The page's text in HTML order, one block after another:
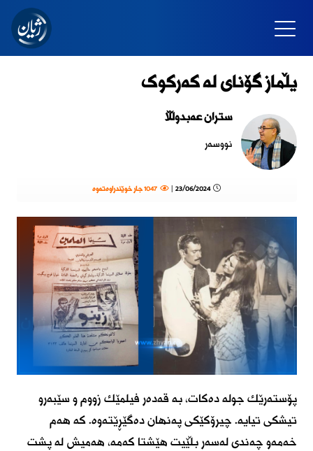
یڵماز گۆنای لە کەرکوک
ستران عەبدوڵڵا
نووسەر
23/06/2024 | 1047 جار خوێندراوەتەوە
پۆستەرێك جولە دەكات، بە قەدەر فیلمێك زووم و سێبەرو
تیشكی تیایە. چیرۆكێكی پەنهان دەگێڕێتەوە. كە هەم
خەمەو چەندی لەسەر بڵێیت هێشتا كەمە، هەمیش لە پشت